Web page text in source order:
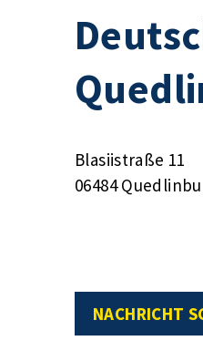
Blasiistraße 11
06484
NACHRICHT